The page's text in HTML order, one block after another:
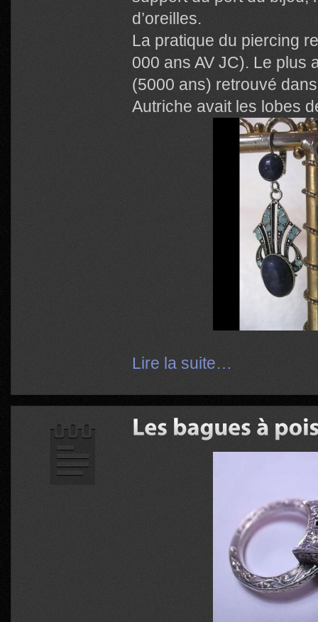
d’oreilles.
La pratique du piercing
000 ans AV JC). Le plus
(5000 ans) retrouvé
Autriche avait les lobes
Lire la suite…